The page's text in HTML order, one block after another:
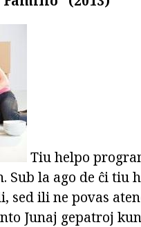
Tiu helpo
Sub la ago de ĉi tiu
sed ili ne povas
Junaj gepatroj